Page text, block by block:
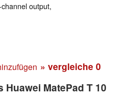
output,
» vergleiche 0
MatePad T 10